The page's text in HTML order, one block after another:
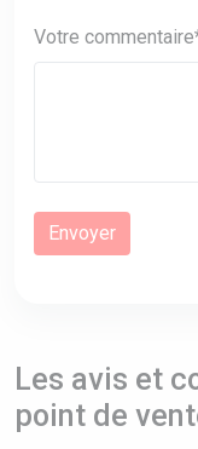
Votre
Les avis et
point de